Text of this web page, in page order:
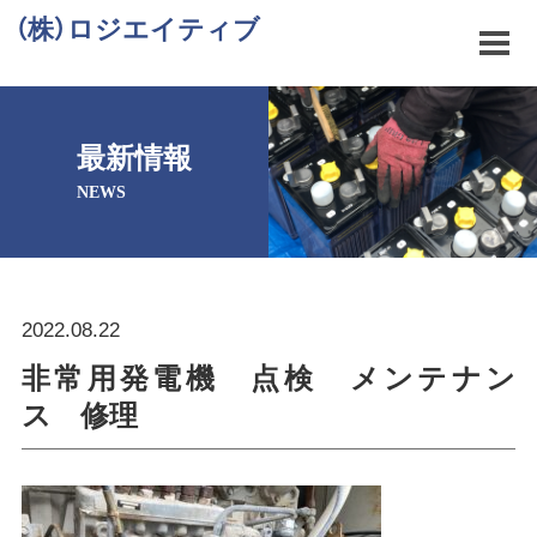
（株）ロジエイティブ
最新情報
NEWS
2022.08.22
非常用発電機 点検 メンテナン
ス 修理